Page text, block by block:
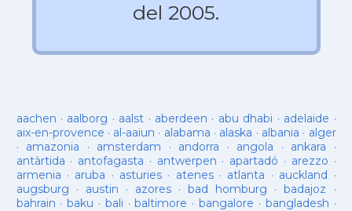
del 2005.
aachen · aalborg · aalst · aberdeen · abu dhabi · adelaide ·
aix-en-provence · al-aaiun · alabama · alaska · albania · alger
· amazonia · amsterdam · andorra · angola · ankara ·
antàrtida · antofagasta · antwerpen · apartadó · arezzo ·
armenia · aruba · asturies· atenes· atlanta · auckland ·
augsburg · austin · azores·bad homburg ·badajoz ·
bahrain ·baku · bali ·baltimore ·bangalore · bangladesh ·